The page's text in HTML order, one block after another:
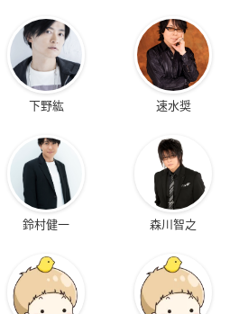
下野紘 速水奨
鈴村健一 森川智之